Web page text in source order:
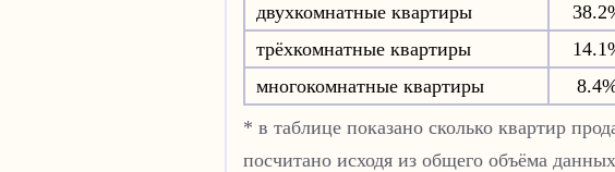
двухкомнатные квартиры
трёхкомнатные квартиры
многокомнатные квартиры
* в таблице показано сколько квартир
посчитано исходя из общего объёма